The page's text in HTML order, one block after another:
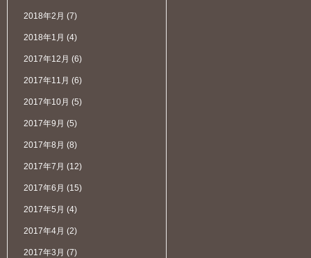
2018年2月 (7)
2018年1月 (4)
2017年12月 (6)
2017年11月 (6)
2017年10月 (5)
2017年9月 (5)
2017年8月 (8)
2017年7月 (12)
2017年6月 (15)
2017年5月 (4)
2017年4月 (2)
2017年3月 (7)